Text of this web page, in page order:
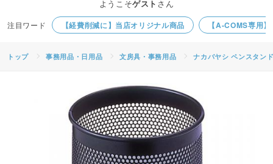
【経費削減に】当店オリジナル商品 【A-COMS専用
ようこそゲスト さん
トップ 事務用品・日用品 文房具・事務用品 ナカバヤシ ペンスタン